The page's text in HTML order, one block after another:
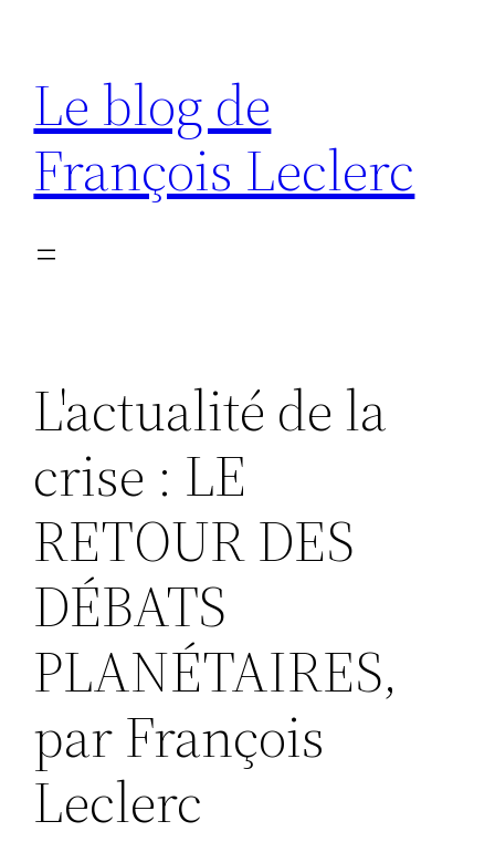
contenu
Le blog de
François Leclerc
L'actualité de la
crise : LE
RETOUR DES
DÉBATS
PLANÉTAIRES,
par François
Leclerc